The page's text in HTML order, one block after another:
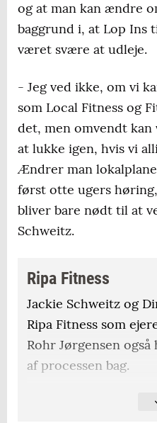
og at man kan ændre
baggrund i, at Lop Ins
været svære at udleje.
- Jeg ved ikke, om vi
som Local Fitness og
det, men omvendt kan
at lukke igen, hvis vi
Ændrer man
først otte ugers
bliver bare nødt til at
Schweitz.
Ripa Fitness
Jackie Schweitz og
Ripa Fitness som
Rohr Jørgensen
af processen bag.
Ripa Fitness vil efter